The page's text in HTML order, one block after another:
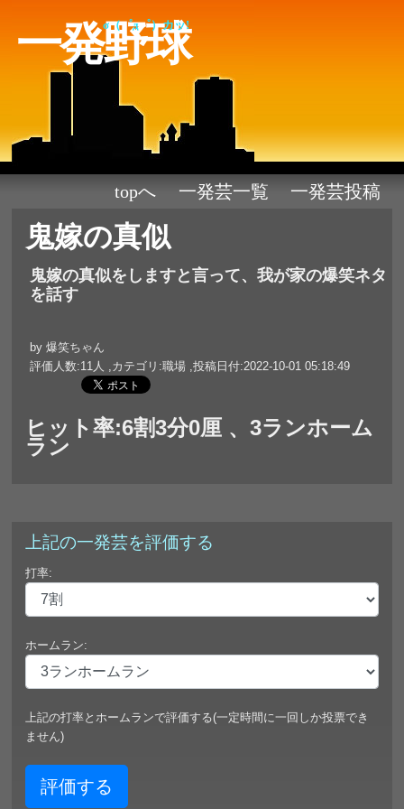
一発野球
σ（゜д゜）カッ!
topへ 一発芸一覧 一発芸投稿
鬼嫁の真似
鬼嫁の真似をしますと言って、我が家の爆笑ネタ
を話す
by 爆笑ちゃん
評価人数:11人 ,カテゴリ:職場 ,投稿日付:2022-10-01 05:18:49
ヒット率:6割3分0厘 、3ランホーム
ラン
上記の一発芸を評価する
打率:
ホームラン:
上記の打率とホームランで評価する(一定時間に一回しか投票でき
ません)